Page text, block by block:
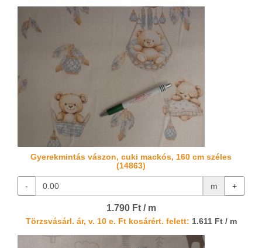
Gyerekmintás vászon, cuki mackós, 160 cm széles
(14863)
- m +
1.790 Ft / m
Törzsvásárl. ár, v. 10 e. Ft kosárért. felett: 1.611 Ft / m